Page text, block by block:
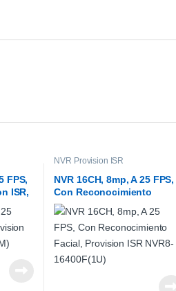
FPS,
ISR,
NVR Provision ISR
NVR 16CH, 8mp, A 25 FPS,
Con Reconocimiento
Facial, Provision ISR NVR8-
16400F(1U)